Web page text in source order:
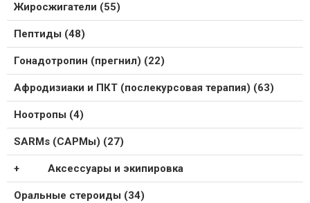
Жиросжигатели (55)
Пептиды (48)
Гонадотропин (прегнил) (22)
Афродизиаки и ПКТ (послекурсовая терапия) (63)
Ноотропы (4)
SARMs (САРМы) (27)
Аксессуары и экипировка
Оральные стероиды (34)